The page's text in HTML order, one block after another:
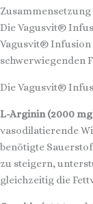
Die Vagusvit®
Vagusvit® Infusion
schwerwiegenden
Die Vagusvit®
L-Arginin (2000
vasodilatierende
benötigte
zu steigern,
gleichzeitig die